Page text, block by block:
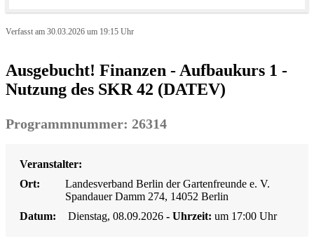
Verfasst am 30.03.2026 um 19:15 Uhr
Ausgebucht! Finanzen - Aufbaukurs 1 -
Nutzung des SKR 42 (DATEV)
Programmnummer: 26314
Veranstalter:
Ort:
Landesverband Berlin der Gartenfreunde e. V.
Spandauer Damm 274, 14052 Berlin
Datum:
Dienstag, 08.09.2026 - Uhrzeit: um 17:00 Uhr